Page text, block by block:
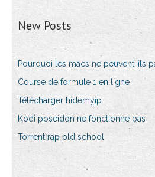
New Posts
Pourquoi les macs ne peuvent-ils
Course de formule 1 en ligne
Télécharger hidemyip
Kodi poseidon ne fonctionne pas
Torrent rap old school